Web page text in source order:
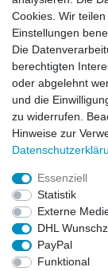
Impressum
Cookies. Wir
Einstellungen
Die
berechtigten
oder abgelehnt
und die
zu widerrufen.
Hinweise zur
Essenziell
Statistik
Externe
DHL
PayPal
Funktional